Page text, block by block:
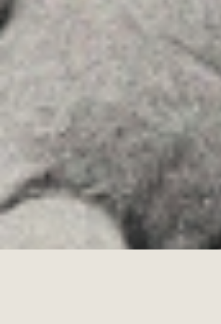
Youtube
Allyon — Barcelona, Spain
Copyrights © 2026 AVISO LEGAL
POLÍTICA DE COOKIES· POLÍTICA